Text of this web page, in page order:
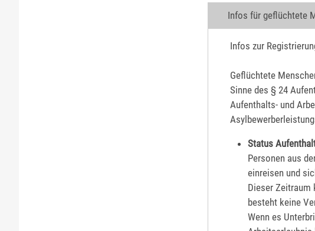
Infos für geflüchtete
Infos zur
Geflüchtete
Sinne des § 24
Aufenthalts- und
Status
Personen aus
einreisen und
Dieser Zeitraum
besteht keine
Wenn es